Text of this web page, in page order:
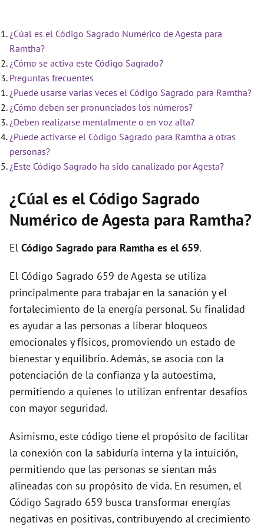
¿Cúal es el Código Sagrado Numérico de Agesta para
Ramtha?
¿Cómo se activa este Código Sagrado?
Preguntas frecuentes
¿Puede usarse varias veces el Código Sagrado para Ramtha?
¿Cómo deben ser pronunciados los números?
¿Deben realizarse mentalmente o en voz alta?
¿Puede activarse el Código Sagrado para Ramtha a otras
personas?
¿Este Código Sagrado ha sido canalizado por Agesta?
¿Cúal es el Código Sagrado
Numérico de Agesta para Ramtha?
El Código Sagrado para Ramtha es el 659.
El Código Sagrado 659 de Agesta se utiliza
principalmente para trabajar en la sanación y el
fortalecimiento de la energía personal. Su finalidad
es ayudar a las personas a liberar bloqueos
emocionales y físicos, promoviendo un estado de
bienestar y equilibrio. Además, se asocia con la
potenciación de la confianza y la autoestima,
permitiendo a quienes lo utilizan enfrentar desafíos
con mayor seguridad.
Asimismo, este código tiene el propósito de facilitar
la conexión con la sabiduría interna y la intuición,
permitiendo que las personas se sientan más
alineadas con su propósito de vida. En resumen, el
Código Sagrado 659 busca transformar energías
negativas en positivas, contribuyendo al crecimiento